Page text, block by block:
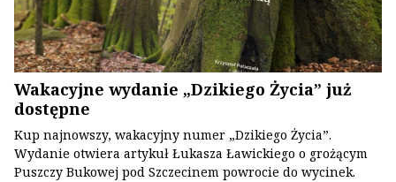
Wakacyjne wydanie „Dzikiego Życia” już
dostępne
Kup najnowszy, wakacyjny numer „Dzikiego Życia”.
Wydanie otwiera artykuł Łukasza Ławickiego o grożącym
Puszczy Bukowej pod Szczecinem powrocie do wycinek.